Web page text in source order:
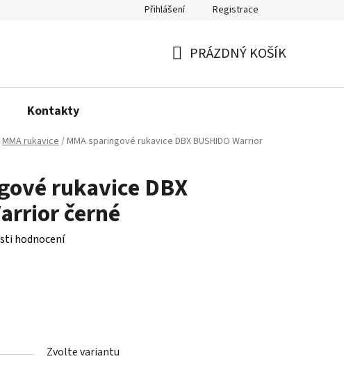
Politika používání cookiesPřihlášení Registrace
PRÁZDNÝ KOŠÍK
Kontakty
MMA rukavice/MMA sparingové rukavice DBX BUSHIDO Warrior
rukavice DBX
černé
hodnocení
Zvolte variantu